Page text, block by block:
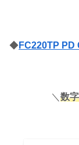
◆FC220TP PD
＼ 数